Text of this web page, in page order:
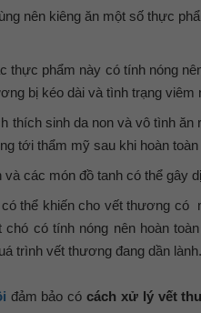
nên kiêng ăn một số thực
thực phẩm này có tính nóng
bị kéo dài và tình trạng viêm
thích sinh da non và vô tình
tới thẩm mỹ sau khi hoàn
và các món đồ tanh có thể gây
thể khiến cho vết thương
có tính nóng nên hoàn
trình vết thương đang dần lành.
đảm bảo cócách xử lý vết